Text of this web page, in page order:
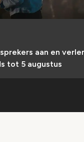
aan en
tot 5 augustus